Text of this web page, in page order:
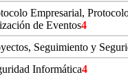
Empresarial,
de Eventos4
Seguimiento y
Informática4